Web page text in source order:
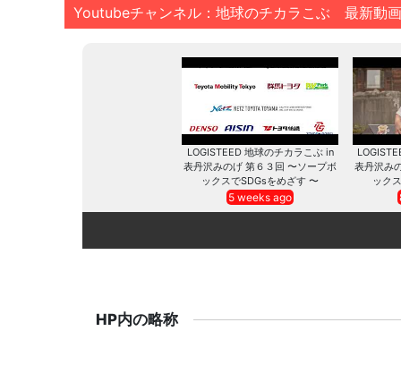
Youtubeチャンネル：地球のチカラこぶ 最新動
LOGISTEED 地球のチカラこぶ in
表丹沢みのげ 第６３回 〜ソープボ
ックスでSDGsをめざす 〜
5 weeks ago
表丹沢み
ック
HP内の略称